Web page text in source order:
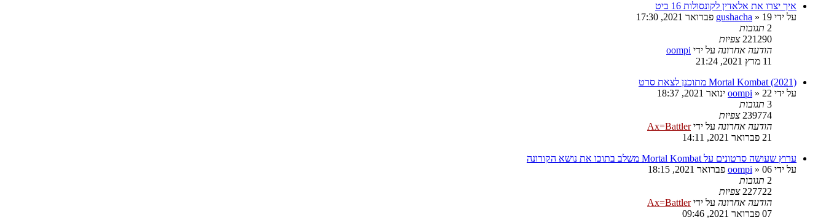
איך יצרו את אלאדין לקונסולות 16 ביט
על ידי
gushacha » 19 פברואר 2021, 17:30
2 תגובות
221290 צפיות
הודעה אחרונה על ידי oompi
11 מרץ 2021, 21:24
Mortal Kombat (2021) מתוכנן לצאת סרט
על ידי
oompi » 22 ינואר 2021, 18:37
3 תגובות
239774 צפיות
הודעה אחרונה על ידיAx=Battler
21 פברואר 2021, 14:11
ערוץ שעושה סרטונים על Mortal Kombat משלב בתוכו את נושא הקורונה
על ידי
oompi » 06 פברואר 2021, 18:15
2 תגובות
227722 צפיות
הודעה אחרונה על ידיAx=Battler
07 פברואר 2021, 09:46